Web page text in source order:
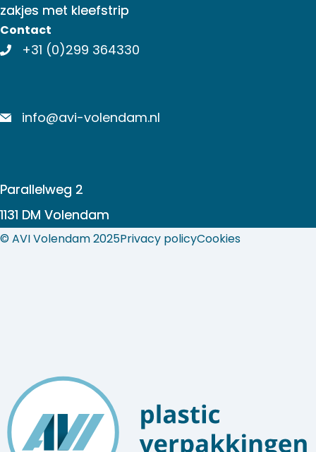
zakjes met kleefstrip
Contact
+31 (0)299 364330
info@avi-volendam.nl
Parallelweg 2
1131 DM Volendam
© AVI Volendam 2025Privacy policyCookies